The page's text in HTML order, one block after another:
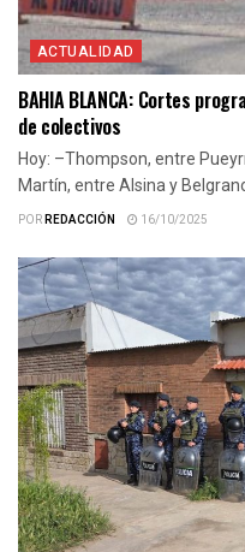
ACTUALIDAD
BAHIA BLANCA: Cortes
de colectivos
Hoy: –Thompson, entre
Martín, entre Alsina y Belgrano.
PORREDACCIÓN 16/10/2025